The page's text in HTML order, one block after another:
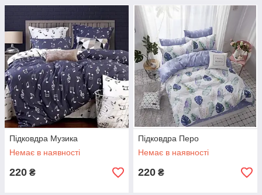
Підковдра Музика
Немає в наявності
220 ₴
Підковдра Перо
Немає в наявності
220 ₴